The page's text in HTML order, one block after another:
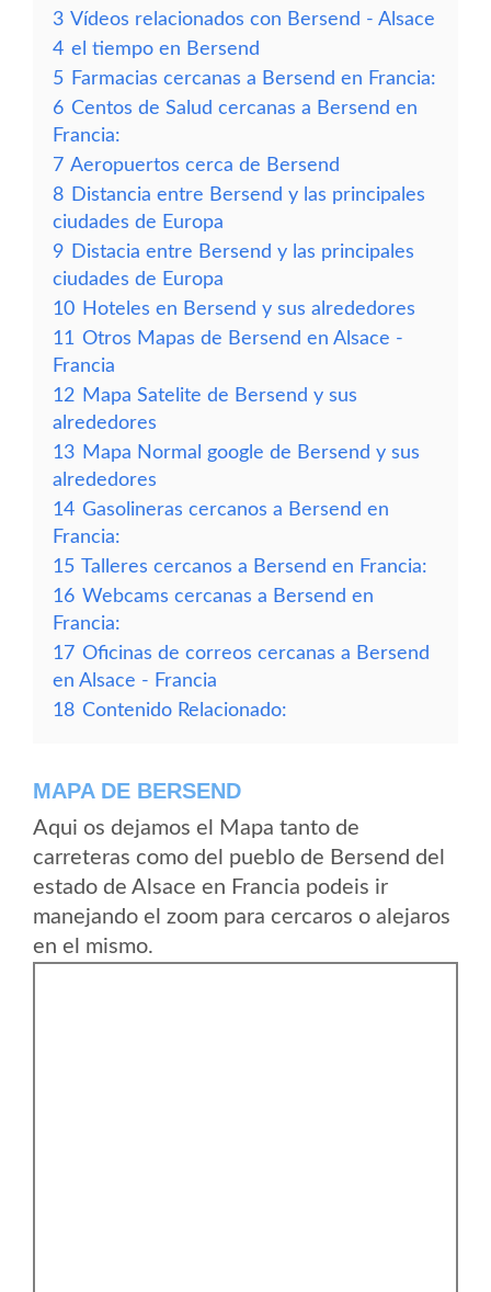
3 Vídeos relacionados con Bersend - Alsace
4 el tiempo en Bersend
5 Farmacias cercanas a Bersend en Francia:
6 Centos de Salud cercanas a Bersend en
Francia:
7 Aeropuertos cerca de Bersend
8 Distancia entre Bersend y las principales
ciudades de Europa
9 Distacia entre Bersend y las principales
ciudades de Europa
10 Hoteles en Bersend y sus alrededores
11 Otros Mapas de Bersend en Alsace -
Francia
12 Mapa Satelite de Bersend y sus
alrededores
13 Mapa Normal google de Bersend y sus
alrededores
14 Gasolineras cercanos a Bersend en
Francia:
15 Talleres cercanos a Bersend en Francia:
16 Webcams cercanas a Bersend en
Francia:
17 Oficinas de correos cercanas a Bersend
en Alsace - Francia
18 Contenido Relacionado:
MAPA DE BERSEND
Aqui os dejamos el Mapa tanto de
carreteras como del pueblo de Bersend del
estado de Alsace en Francia podeis ir
manejando el zoom para cercaros o alejaros
en el mismo.